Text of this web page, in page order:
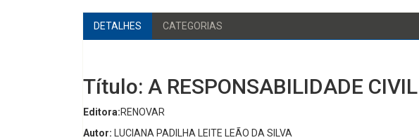
DETALHES CATEGORIAS
Título: A RESPONSABILIDADE
Editora:RENOVAR
Autor: LUCIANA PADILHA LEITE LEÃO DA SILVA